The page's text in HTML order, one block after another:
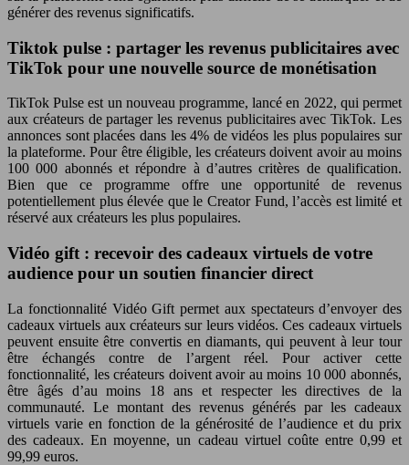
générer des revenus significatifs.
Tiktok pulse : partager les revenus publicitaires avec
TikTok pour une nouvelle source de monétisation
TikTok Pulse est un nouveau programme, lancé en 2022, qui permet
aux créateurs de partager les revenus publicitaires avec TikTok. Les
annonces sont placées dans les 4% de vidéos les plus populaires sur
la plateforme. Pour être éligible, les créateurs doivent avoir au moins
100 000 abonnés et répondre à d’autres critères de qualification.
Bien que ce programme offre une opportunité de revenus
potentiellement plus élevée que le Creator Fund, l’accès est limité et
réservé aux créateurs les plus populaires.
Vidéo gift : recevoir des cadeaux virtuels de votre
audience pour un soutien financier direct
La fonctionnalité Vidéo Gift permet aux spectateurs d’envoyer des
cadeaux virtuels aux créateurs sur leurs vidéos. Ces cadeaux virtuels
peuvent ensuite être convertis en diamants, qui peuvent à leur tour
être échangés contre de l’argent réel. Pour activer cette
fonctionnalité, les créateurs doivent avoir au moins 10 000 abonnés,
être âgés d’au moins 18 ans et respecter les directives de la
communauté. Le montant des revenus générés par les cadeaux
virtuels varie en fonction de la générosité de l’audience et du prix
des cadeaux. En moyenne, un cadeau virtuel coûte entre 0,99 et
99,99 euros.